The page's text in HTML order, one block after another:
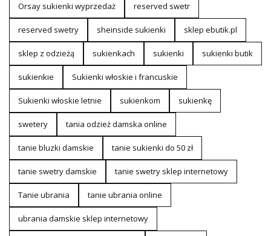
Orsay sukienki wyprzedaż reserved swetr
reserved swetry sheinside sukienki sklep ebutik.pl
sklep z odzieżą sukienkach sukienki sukienki butik
sukienkie Sukienki włoskie i francuskie
Sukienki włoskie letnie sukienkom sukienkę
swetery tania odzież damska online
tanie bluzki damskie tanie sukienki do 50 zł
tanie swetry damskie tanie swetry sklep internetowy
Tanie ubrania tanie ubrania online
ubrania damskie sklep internetowy